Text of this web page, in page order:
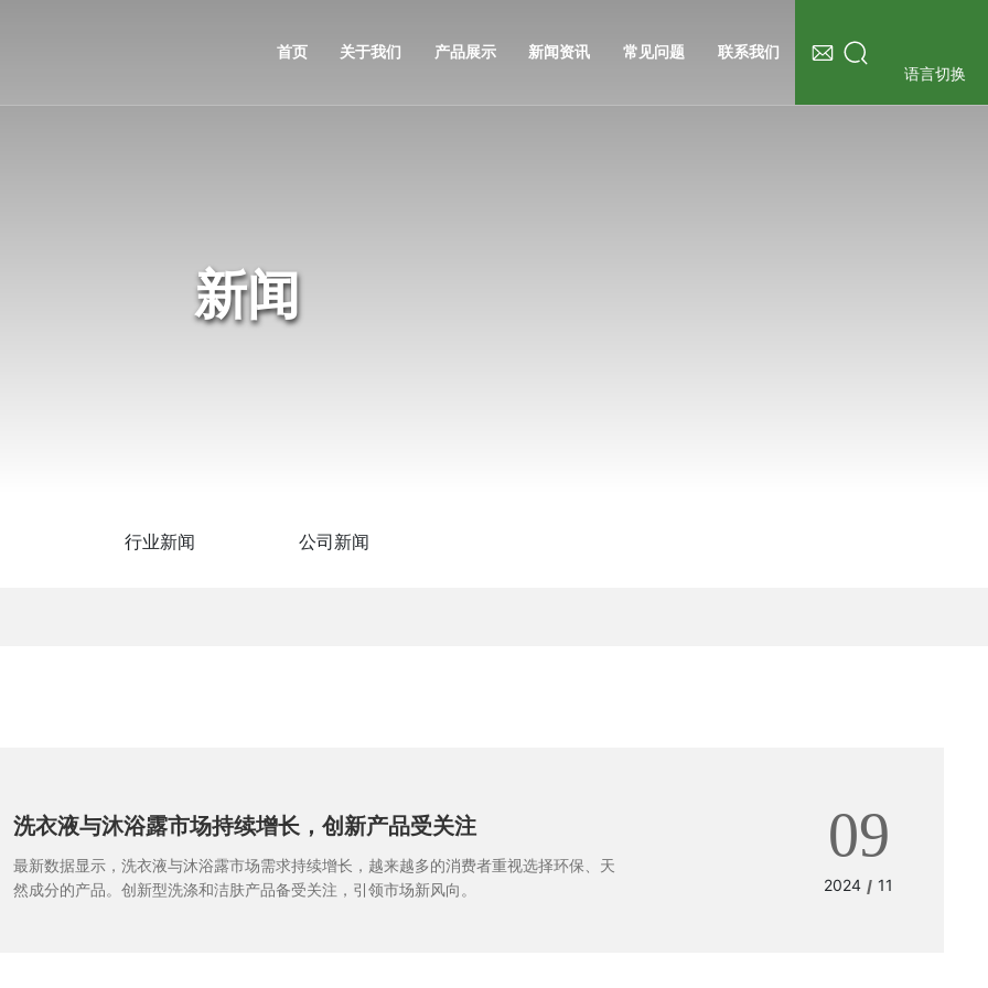
首页 关于我们 产品展示 新闻资讯 常见问题 联系我们
语言切换
新闻
行业新闻 公司新闻
洗衣液与沐浴露市场持续增长，创新产品受关注
最新数据显示，洗衣液与沐浴露市场需求持续增长，越来越多的消费者重视选择环保、天
然成分的产品。创新型洗涤和洁肤产品备受关注，引领市场新风向。
09
2024 / 11